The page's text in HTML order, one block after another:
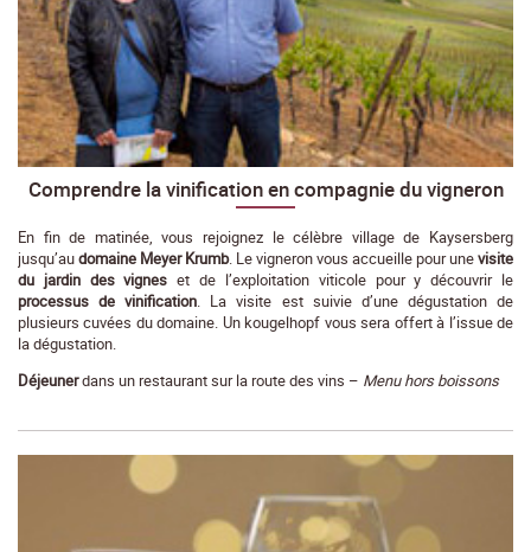
Comprendre la vinification en compagnie du vigneron
En fin de matinée, vous rejoignez le célèbre village de Kaysersberg
jusqu’audomaine Meyer Krumb. Le vigneron vous accueille pour unevisite
du jardin des vignes et de l’exploitation viticole pour y découvrir le
processus de vinification. La visite est suivie d’une dégustation de
plusieurs cuvées du domaine. Un kougelhopf vous sera offert à l’issue de
la dégustation.
Déjeunerdans un restaurant sur la route des vins – Menu hors boissons